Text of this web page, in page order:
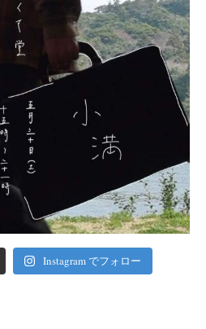
Instagram でフォロー